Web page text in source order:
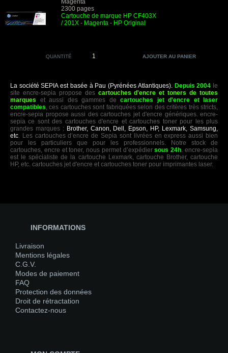
Magenta
2300 pages
Cartouche de marque HP CF403X
/ 201X - Magenta - HP Original
QUANTITÉ
La société SEPIA est basée à Pau (Pyrénées Atlantiques). Depuis 2004 le
site encre-sepia propose des cartouches d'encre et toners de toutes
marques et aussi des gammes de cartouches jet d'encre et laser
compatibles, ces cartouches sont fabriquées selon des critères très stricts,
encre-sepia propose aussi des cartouches jet d'encre génériques. encre-
sepia ce sont des cartouches d'encre et cartouches toner pour les plus
grandes marques : Brother, Canon, Dell, Epson, HP, Lexmark, Samsung,
etc. Les cartouches d’encre de Sepia sont livrées en express aussi bien
pour les particuliers que pour les professionnels. Notre stock de
cartouches, encre et toner, nous permet d’expédiersous 24h. encre-sepia
est le spécialiste de la cartouche Lexmark, cartouche Brother, cartouche
HP, etc. cartouches jet d'encre et cartouches toner pour imprimantes laser.
INFORMATIONS
Livraison
Mentions légales
C.G.V.
Modes de paiement
FAQ
Protection des données
Droit de rétractation
Contactez-nous